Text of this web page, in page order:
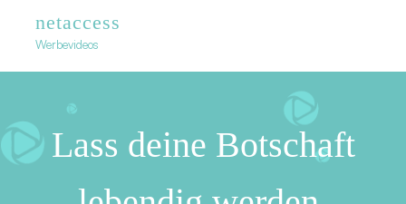
netaccess
Werbevideos
Lass deine Botschaft